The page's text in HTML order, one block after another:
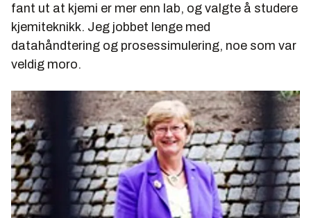
fant ut at kjemi er mer enn lab, og valgte å studere
kjemiteknikk. Jeg jobbet lenge med
datahåndtering og prosessimulering, noe som var
veldig moro.